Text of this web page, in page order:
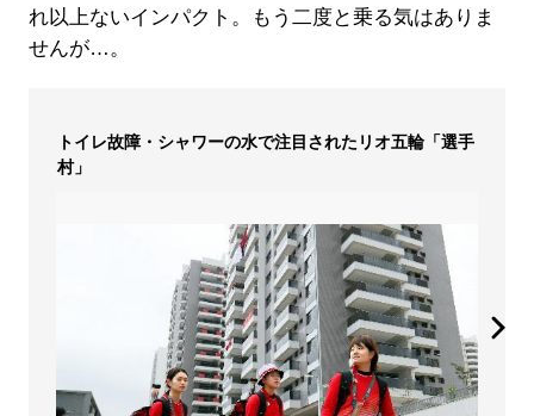
れ以上ないインパクト。もう二度と乗る気はありま
せんが…。
トイレ故障・シャワーの水で注目されたリオ五輪「選手
村」